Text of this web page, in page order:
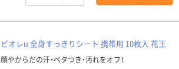
ビオレu 全身すっきりシート 携帯用 10枚入 花王
顔やからだの汗・ベタつき・汚れをオフ！